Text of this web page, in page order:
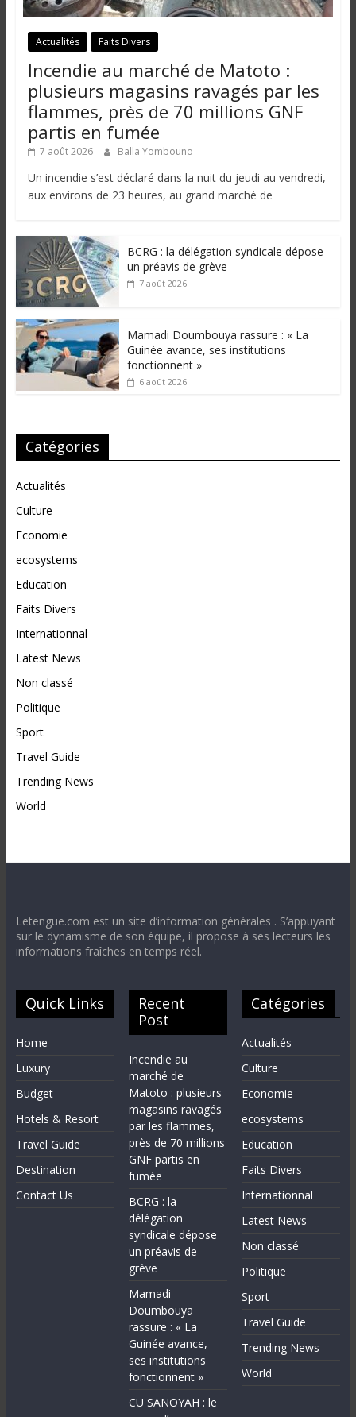
Actualités Faits Divers
Incendie au marché de Matoto :
plusieurs magasins ravagés par les
flammes, près de 70 millions GNF
partis en fumée
7 août 2026 Balla Yombouno
Un incendie s’est déclaré dans la nuit du jeudi au vendredi,
aux environs de 23 heures, au grand marché de
BCRG : la délégation syndicale dépose
un préavis de grève
7 août 2026
Mamadi Doumbouya rassure : « La
Guinée avance, ses institutions
fonctionnent »
6 août 2026
Catégories
Actualités
Culture
Economie
ecosystems
Education
Faits Divers
Internationnal
Latest News
Non classé
Politique
Sport
Travel Guide
Trending News
World
Letengue.com est un site d’information générales . S’appuyant
sur le dynamisme de son équipe, il propose à ses lecteurs les
informations fraîches en temps réel.
Quick Links
Home
Luxury
Budget
Hotels & Resort
Travel Guide
Destination
Contact Us
Recent
Post
Incendie au
marché de
Matoto : plusieurs
magasins ravagés
par les flammes,
près de 70 millions
GNF partis en
fumée
BCRG : la
délégation
syndicale dépose
un préavis de
grève
Mamadi
Doumbouya
rassure : « La
Guinée avance,
ses institutions
fonctionnent »
CU SANOYAH : le
Catégories
Actualités
Culture
Economie
ecosystems
Education
Faits Divers
Internationnal
Latest News
Non classé
Politique
Sport
Travel Guide
Trending News
World